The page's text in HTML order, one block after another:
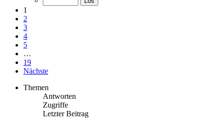
1
2
3
4
5
…
19
Nächste
Themen
Antworten
Zugriffe
Letzter Beitrag